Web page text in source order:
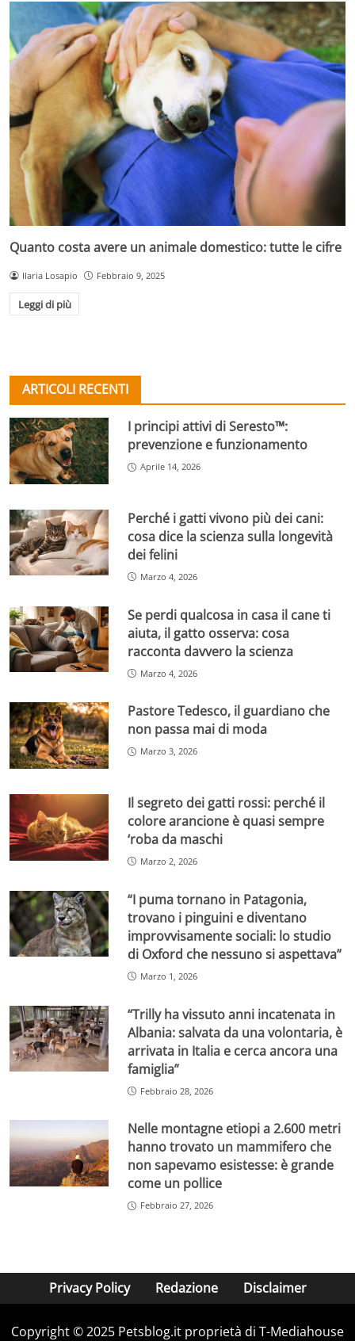
Quanto costa avere un animale domestico: tutte le cifre
Ilaria Losapio Febbraio 9, 2025
Leggi di più
ARTICOLI RECENTI
I principi attivi di Seresto™:
prevenzione e funzionamento
Aprile 14, 2026
Perché i gatti vivono più dei cani:
cosa dice la scienza sulla longevità
dei felini
Marzo 4, 2026
Se perdi qualcosa in casa il cane ti
aiuta, il gatto osserva: cosa
racconta davvero la scienza
Marzo 4, 2026
Pastore Tedesco, il guardiano che
non passa mai di moda
Marzo 3, 2026
Il segreto dei gatti rossi: perché il
colore arancione è quasi sempre
‘roba da maschi
Marzo 2, 2026
“I puma tornano in Patagonia,
trovano i pinguini e diventano
improvvisamente sociali: lo studio
di Oxford che nessuno si aspettava”
Marzo 1, 2026
“Trilly ha vissuto anni incatenata in
Albania: salvata da una volontaria, è
arrivata in Italia e cerca ancora una
famiglia”
Febbraio 28, 2026
Nelle montagne etiopi a 2.600 metri
hanno trovato un mammifero che
non sapevamo esistesse: è grande
come un pollice
Febbraio 27, 2026
Privacy Policy Redazione Disclaimer
Copyright © 2025 Petsblog.it proprietà di T-Mediahouse